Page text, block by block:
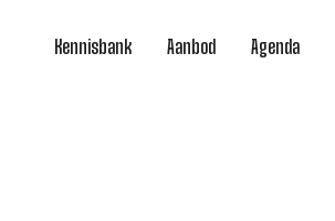
Kennisbank Aanbod Agenda